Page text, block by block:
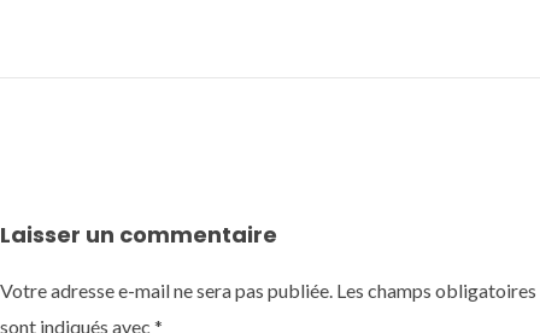
Laisser un commentaire
Votre adresse e-mail ne sera pas publiée. Les champs obligatoires
sont indiqués avec *